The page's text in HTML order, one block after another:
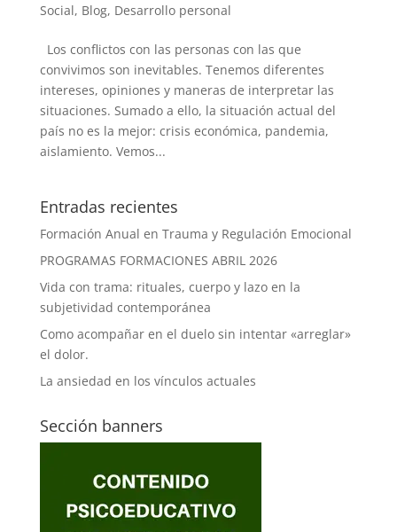
Social, Blog, Desarrollo personal
Los conflictos con las personas con las que
convivimos son inevitables. Tenemos diferentes
intereses, opiniones y maneras de interpretar las
situaciones. Sumado a ello, la situación actual del
país no es la mejor: crisis económica, pandemia,
aislamiento. Vemos...
Entradas recientes
Formación Anual en Trauma y Regulación Emocional
PROGRAMAS FORMACIONES ABRIL 2026
Vida con trama: rituales, cuerpo y lazo en la
subjetividad contemporánea
Como acompañar en el duelo sin intentar «arreglar»
el dolor.
La ansiedad en los vínculos actuales
Sección banners